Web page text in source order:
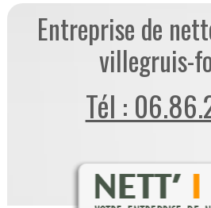
Entreprise de
villegruis-
Tél :